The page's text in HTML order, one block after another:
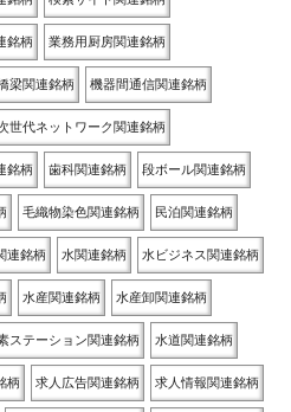
銘柄 業務用厨房関連銘柄
梁関連銘柄 機器間通信関連銘柄
世代ネットワーク関連銘柄
銘柄 歯科関連銘柄 段ボール関連銘柄
毛織物染色関連銘柄 民泊関連銘柄
連銘柄 水関連銘柄 水ビジネス関連銘柄
水産関連銘柄 水産卸関連銘柄
ステーション関連銘柄 水道関連銘柄
柄 求人広告関連銘柄 求人情報関連銘柄